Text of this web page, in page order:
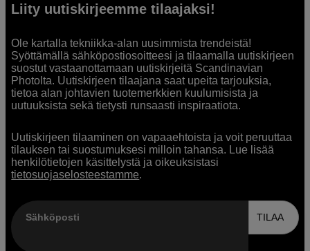
Liity uutiskirjeemme tilaajaksi!
Ole kartalla tekniikka-alan uusimmista trendeistä!
Syöttämällä sähköpostiosoitteesi ja tilaamalla uutiskirjeen
suostut vastaanottamaan uutiskirjeitä Scandinavian
Photolta. Uutiskirjeen tilaajana saat upeita tarjouksia,
tietoa alan johtavien tuotemerkkien kuulumisista ja
uutuuksista sekä tietysti runsaasti inspiraatiota.
Uutiskirjeen tilaaminen on vapaaehtoista ja voit peruuttaa
tilauksen tai suostumuksesi milloin tahansa. Lue lisää
henkilötietojen käsittelystä ja oikeuksistasi
tietosuojaselosteestamme.
Sähköposti TILAA